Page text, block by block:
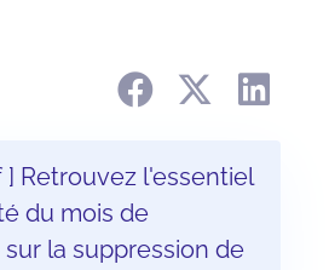
] Retrouvez l'essentiel
du mois de
la suppression de